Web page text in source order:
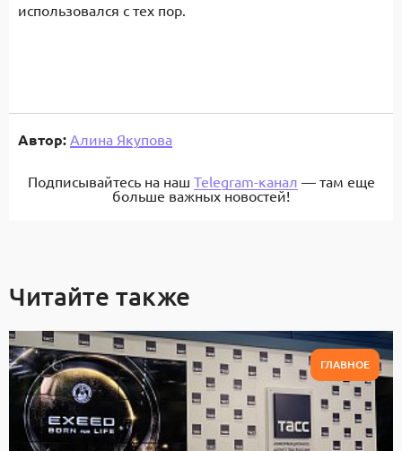
использовался с тех пор.
Автор: Алина Якупова
Подписывайтесь на наш Telegram-канал — там еще
больше важных новостей!
Читайте также
ГЛАВНОЕ